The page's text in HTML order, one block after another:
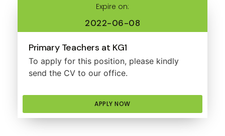
Expire on:
2022-06-08
Primary Teachers at KG1
To apply for this position, please kindly
send the CV to our office.
APPLY NOW